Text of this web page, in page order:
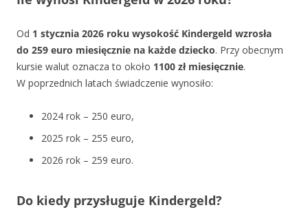
Od 1 stycznia 2026 roku wysokość Kindergeld wzrosła
do 259 euro miesięcznie na każde dziecko. Przy obecnym
kursie walut oznacza to około 1100 zł miesięcznie.
W poprzednich latach świadczenie wynosiło:
2024 rok – 250 euro,
2025 rok – 255 euro,
2026 rok – 259 euro.
Do kiedy przysługuje Kindergeld?